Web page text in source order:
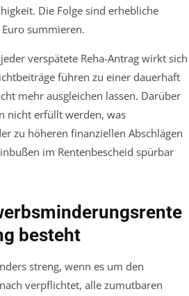
Die Folge sind erhebliche
summieren.
verspätete Reha-Antrag wirkt sich
führen zu einer dauerhaft
mehr ausgleichen lassen. Darüber
nicht erfüllt werden, was
zu höheren finanziellen Abschlägen
im Rentenbescheid spürbar
besteht
streng, wenn es um den
verpflichtet, alle zumutbaren